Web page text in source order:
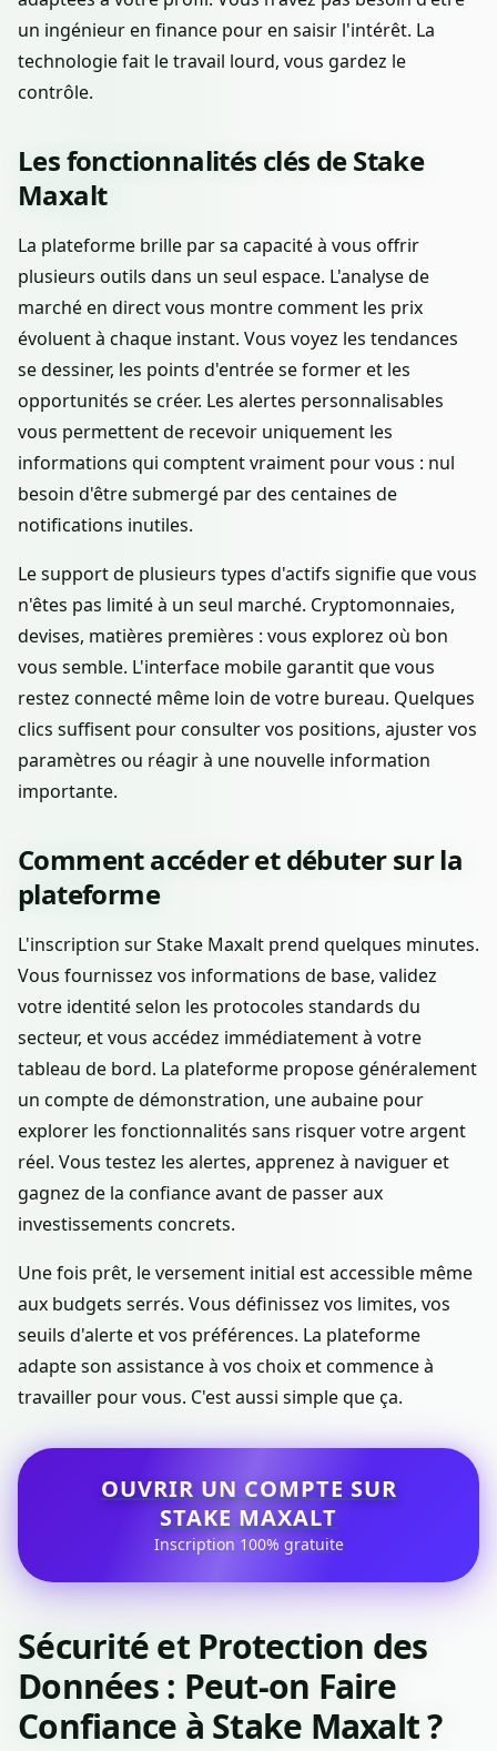
un ingénieur en finance pour en saisir l'intérêt. La
technologie fait le travail lourd, vous gardez le
contrôle.
Les fonctionnalités clés de Stake
Maxalt
La plateforme brille par sa capacité à vous offrir
plusieurs outils dans un seul espace. L'analyse de
marché en direct vous montre comment les prix
évoluent à chaque instant. Vous voyez les tendances
se dessiner, les points d'entrée se former et les
opportunités se créer. Les alertes personnalisables
vous permettent de recevoir uniquement les
informations qui comptent vraiment pour vous : nul
besoin d'être submergé par des centaines de
notifications inutiles.
Le support de plusieurs types d'actifs signifie que vous
n'êtes pas limité à un seul marché. Cryptomonnaies,
devises, matières premières : vous explorez où bon
vous semble. L'interface mobile garantit que vous
restez connecté même loin de votre bureau. Quelques
clics suffisent pour consulter vos positions, ajuster vos
paramètres ou réagir à une nouvelle information
importante.
Comment accéder et débuter sur la
plateforme
L'inscription sur Stake Maxalt prend quelques minutes.
Vous fournissez vos informations de base, validez
votre identité selon les protocoles standards du
secteur, et vous accédez immédiatement à votre
tableau de bord. La plateforme propose généralement
un compte de démonstration, une aubaine pour
explorer les fonctionnalités sans risquer votre argent
réel. Vous testez les alertes, apprenez à naviguer et
gagnez de la confiance avant de passer aux
investissements concrets.
Une fois prêt, le versement initial est accessible même
aux budgets serrés. Vous définissez vos limites, vos
seuils d'alerte et vos préférences. La plateforme
adapte son assistance à vos choix et commence à
travailler pour vous. C'est aussi simple que ça.
OUVRIR UN COMPTE SUR
STAKE MAXALT
Inscription 100% gratuite
Sécurité et Protection des
Données : Peut-on Faire
Confiance à Stake Maxalt ?